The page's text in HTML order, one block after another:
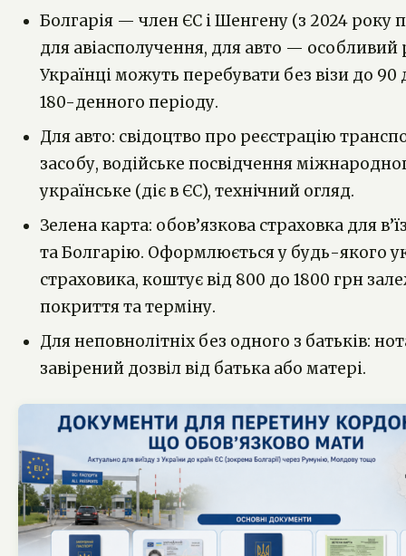
Болгарія — член ЄС і Шенгену (з 2024 року
для авіасполучення, для авто —
Українці можуть перебувати без візи до 90
180-денного періоду.
Для авто: свідоцтво про реєстрацію
засобу, водійське посвідчення
українське (діє в ЄС), технічний огляд.
Зелена карта: обов’язкова страховка для
та Болгарію. Оформлюється у будь-якого
страховика, коштує від 800 до 1800 грн
покриття та терміну.
Для неповнолітніх без одного з батьків:
завірений дозвіл від батька або матері.